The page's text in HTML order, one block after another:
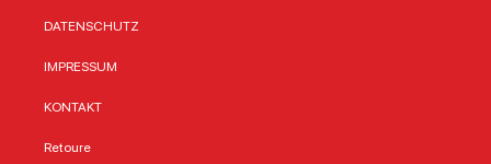
DATENSCHUTZ
IMPRESSUM
KONTAKT
Retoure